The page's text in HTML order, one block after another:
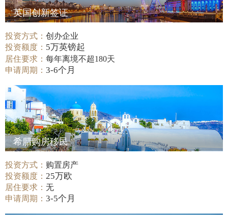
英国创新签证
投资方式：创办企业
投资额度： 5万英镑起
居住要求：每年离境不超180天
申请周期：3-6个月
希腊购房移民
投资方式： 购置房产
投资额度： 25万欧
居住要求：无
申请周期：3-5个月